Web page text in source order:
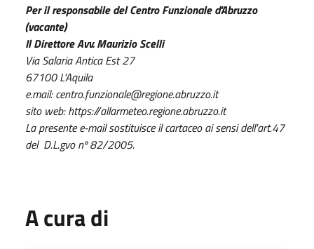
Per il responsabile del Centro Funzionale d'Abruzzo
(vacante)
Il Direttore Avv. Maurizio Scelli
Via Salaria Antica Est 27
67100 L'Aquila
e.mail: centro.funzionale@regione.abruzzo.it
sito web: https://allarmeteo.regione.abruzzo.it
La presente e-mail sostituisce il cartaceo ai sensi dell'art.47
del D.L.gvo nº 82/2005.
A cura di